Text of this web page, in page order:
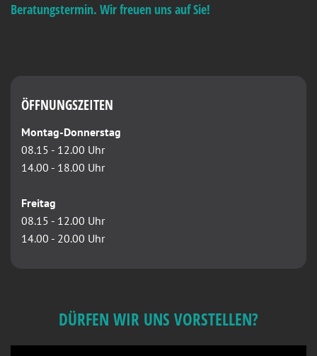
Beratungstermin. Wir freuen uns auf Sie!
ÖFFNUNGSZEITEN
Montag-Donnerstag
08.15 - 12.00 Uhr
14.00 - 18.00 Uhr
Freitag
08.15 - 12.00 Uhr
14.00 - 20.00 Uhr
DÜRFEN WIR UNS VORSTELLEN?